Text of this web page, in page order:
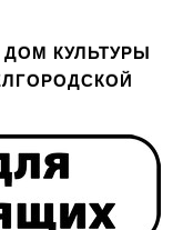
КУЛЬТУРЫ